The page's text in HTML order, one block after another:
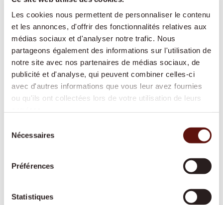
Les cookies nous permettent de personnaliser le contenu
et les annonces, d'offrir des fonctionnalités relatives aux
médias sociaux et d'analyser notre trafic. Nous
partageons également des informations sur l'utilisation de
notre site avec nos partenaires de médias sociaux, de
publicité et d'analyse, qui peuvent combiner celles-ci
avec d'autres informations que vous leur avez fournies
ou qu'ils ont collectées lors de votre utilisation de leurs
Nécessaires
Préférences
Statistiques
hospitalisation et adaptons
l’accompagnement au rythme de votre
Garde de nuit
sécurité et de tranquillité à toute la famille.
Une aide respectueuse pour les soins